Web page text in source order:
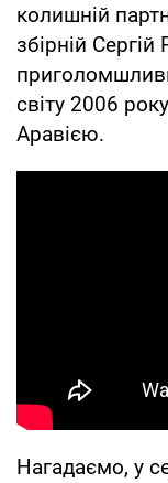
колишній
збірній
світу 2006
Аравією.
Нагадаємо, у